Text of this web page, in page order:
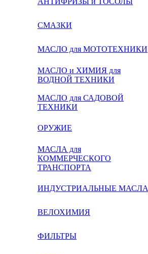
СМАЗКИ
МАСЛО для МОТОТЕХНИКИ
МАСЛО и ХИМИЯ для
ВОДНОЙ ТЕХНИКИ
МАСЛО для САДОВОЙ
ТЕХНИКИ
ОРУЖИЕ
МАСЛА для
КОММЕРЧЕСКОГО
ТРАНСПОРТА
ИНДУСТРИАЛЬНЫЕ МАСЛА
ВЕЛОХИМИЯ
ФИЛЬТРЫ